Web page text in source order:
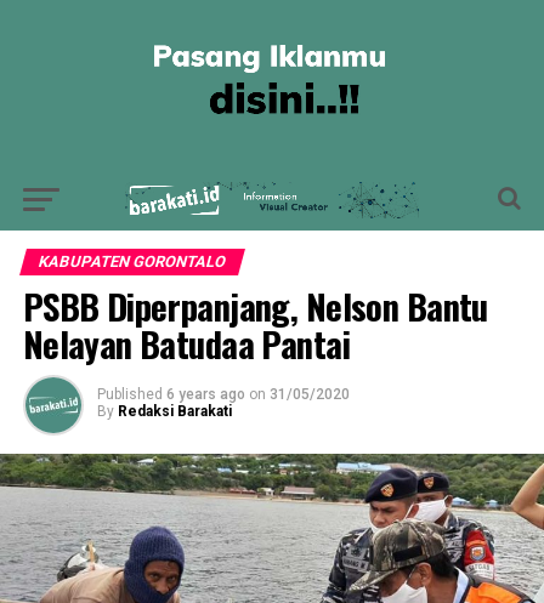
KABUPATEN GORONTALO
PSBB Diperpanjang, Nelson Bantu
Nelayan Batudaa Pantai
Published 6 years ago on 31/05/2020
By Redaksi Barakati